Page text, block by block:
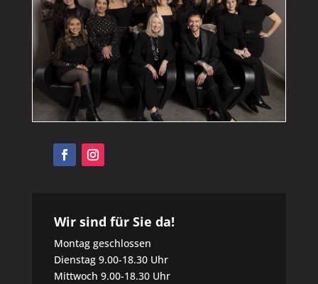
Wir sind für Sie da!
Montag geschlossen
Dienstag 9.00-18.30 Uhr
Mittwoch 9.00-18.30 Uhr